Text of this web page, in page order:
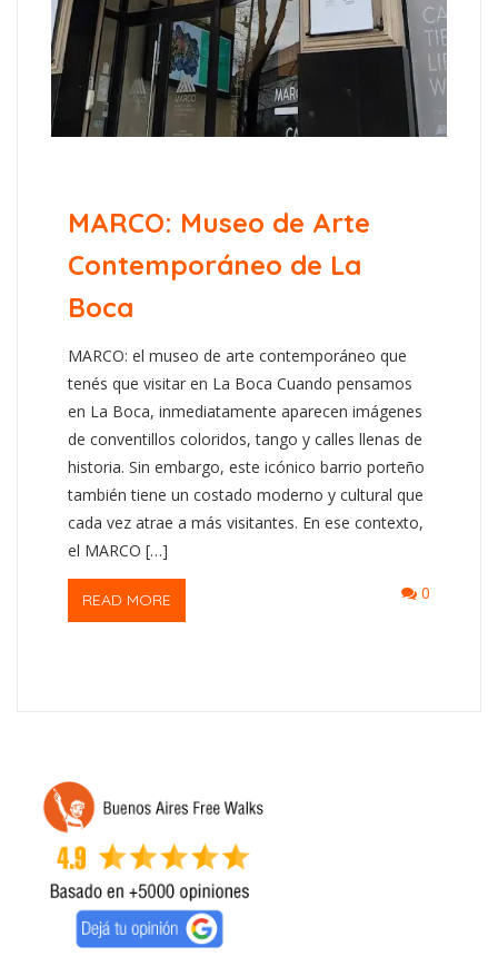
MARCO: Museo de Arte
Contemporáneo de La
Boca
MARCO: el museo de arte contemporáneo que
tenés que visitar en La Boca Cuando pensamos
en La Boca, inmediatamente aparecen imágenes
de conventillos coloridos, tango y calles llenas de
historia. Sin embargo, este icónico barrio porteño
también tiene un costado moderno y cultural que
cada vez atrae a más visitantes. En ese contexto,
el MARCO […]
READ MORE 0